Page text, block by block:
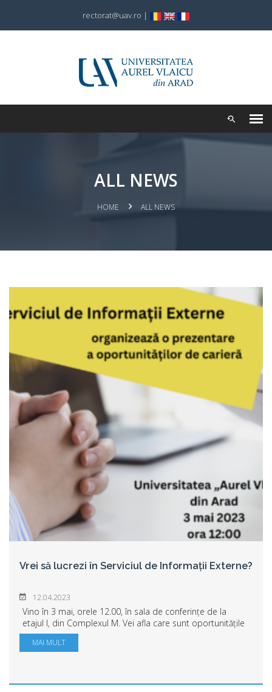
rectorat@uav.ro |
ALL NEWS
HOME ALL NEWS
Vrei să lucrezi în Serviciul de Informații Externe?
12.04.2023
Vino în 3 mai, orele 12.00, în sala de conferințe de la
etajul I, din Complexul M. Vei afla care sunt oportunitățile
de carieră pentru studenții UAV și ce trebuie să faci ca să
aplici pentru un job î...
MAI MULT